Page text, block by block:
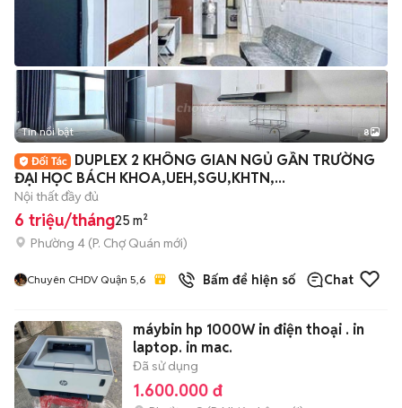
+2
Tin nổi bật 8
DUPLEX 2 KHÔNG GIAN NGỦ GẦN TRƯỜNG
ĐẠI HỌC BÁCH KHOA,UEH,SGU,KHTN,...
Nội thất đầy đủ
6 triệu/tháng25 m²
Phường 4 (P. Chợ Quán mới)
Chuyên CHDV Quận 5,6 Bấm để hiện số Chat
máybin hp 1000W in điện thoại . in
laptop. in mac.
Đã sử dụng
1.600.000 đ